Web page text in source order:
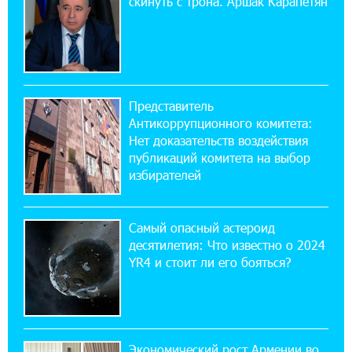
Если Израиль использует тему Геноцида
армян против Эрдогана, то что для него
значит сам Геноцид?
ВТБ (Армения): вклад «Стабильный» — до
10% годовых и оформление в мобильном
приложении
17:03:49 30-07-2026
Платформа Rate.Trading на Seaside Startup
14:44:13 29-07-2026
Состоялось открытие Khachaturian Rooftop
при поддержке IDBank
18:38:18 28-07-2026
Представитель
Антикоррупционного комитета:
Нет доказательств воздействия
публикаций комитета на выбор
избирателей
Самый опасный астероид
десятилетия: Что известно о 2024
YR4 и стоит ли его бояться?